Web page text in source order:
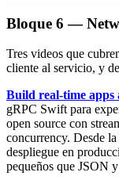
Bloque 6 —
Tres videos que
cliente al servicio, y
Build real-time apps
gRPC Swift para
open source con
concurrency. Desde
despliegue en
pequeños que JSON